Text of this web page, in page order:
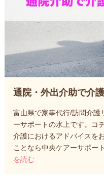
通院・外出介助で介
富山県で家事代行/訪問介護
ーサポートの水上です。コ
介護におけるアドバイスを
ことなら中央ケアーサポー
を読む